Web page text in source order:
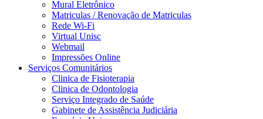
Mural Eletrônico
Matriculas / Renovação de Matriculas
Rede Wi-Fi
Virtual Unisc
Webmail
Impressões Online
Serviços Comunitários
Clinica de Fisioterapia
Clinica de Odontologia
Serviço Integrado de Saúde
Gabinete de Assistência Judiciária